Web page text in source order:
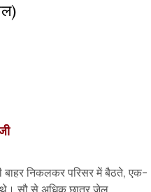
निकलकर परिसर में बैठते, एक-